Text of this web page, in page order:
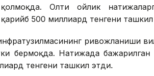
Олти ойлик
500 миллиард тенгени
ривожланиши
бермоқда. Натижада
тенгени ташкил этди.